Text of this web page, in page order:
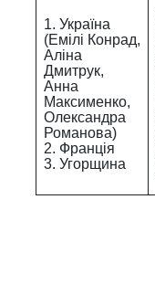
1. Україна
(Емілі Конрад,
Аліна
Дмитрук,
Анна
Максименко,
Олександра
Романова)
2. Франція
3. Угорщина